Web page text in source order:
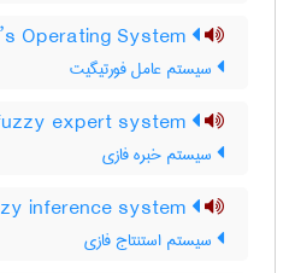
سیستم عامل فورتیگیت
سیستم خبره فازی
سیستم استنتاج فازی